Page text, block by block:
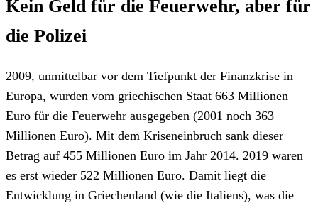
Kein Geld für die Feuerwehr, aber für
die Polizei
2009, unmittelbar vor dem Tiefpunkt der Finanzkrise in
Europa, wurden vom griechischen Staat 663 Millionen
Euro für die Feuerwehr ausgegeben (2001 noch 363
Millionen Euro). Mit dem Kriseneinbruch sank dieser
Betrag auf 455 Millionen Euro im Jahr 2014. 2019 waren
es erst wieder 522 Millionen Euro. Damit liegt die
Entwicklung in Griechenland (wie die Italiens), was die